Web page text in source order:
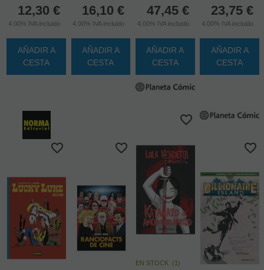
12,30 €
4.00% IVA incluido
AÑADIR A
CESTA
16,10 €
4.00% IVA incluido
AÑADIR A
CESTA
47,45 €
4.00% IVA incluido
AÑADIR A
CESTA
23,75 €
4.00% IVA incluido
AÑADIR A
CESTA
EN STOCK (1)